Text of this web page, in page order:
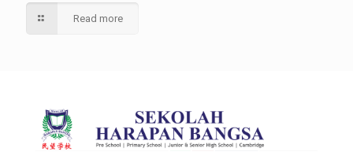
Read more